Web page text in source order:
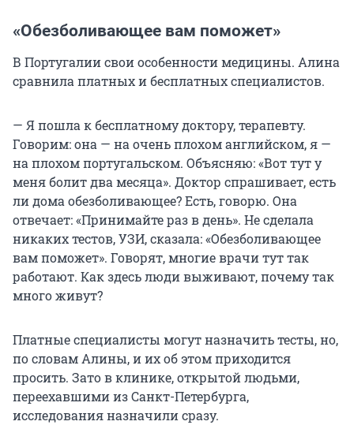
«Обезболивающее вам поможет»
В Португалии свои особенности медицины. Алина
сравнила платных и бесплатных специалистов.
— Я пошла к бесплатному доктору, терапевту.
Говорим: она — на очень плохом английском, я —
на плохом португальском. Объясняю: «Вот тут у
меня болит два месяца». Доктор спрашивает, есть
ли дома обезболивающее? Есть, говорю. Она
отвечает: «Принимайте раз в день». Не сделала
никаких тестов, УЗИ, сказала: «Обезболивающее
вам поможет». Говорят, многие врачи тут так
работают. Как здесь люди выживают, почему так
много живут?
Платные специалисты могут назначить тесты, но,
по словам Алины, и их об этом приходится
просить. Зато в клинике, открытой людьми,
переехавшими из Санкт-Петербурга,
исследования назначили сразу.